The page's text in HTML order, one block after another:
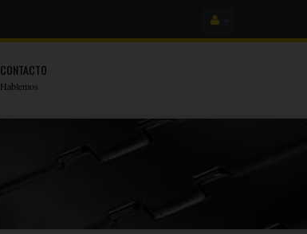
CONTACTO
Hablemos